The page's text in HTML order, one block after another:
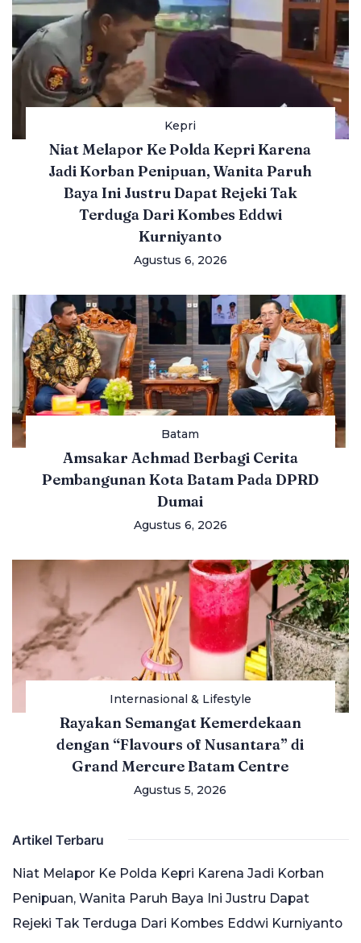
Kepri
Niat Melapor Ke Polda Kepri Karena
Jadi Korban Penipuan, Wanita Paruh
Baya Ini Justru Dapat Rejeki Tak
Terduga Dari Kombes Eddwi
Kurniyanto
Agustus 6, 2026
Batam
Amsakar Achmad Berbagi Cerita
Pembangunan Kota Batam Pada DPRD
Dumai
Agustus 6, 2026
Internasional & Lifestyle
Rayakan Semangat Kemerdekaan
dengan “Flavours of Nusantara” di
Grand Mercure Batam Centre
Agustus 5, 2026
Artikel Terbaru
Niat Melapor Ke Polda Kepri Karena Jadi Korban
Penipuan, Wanita Paruh Baya Ini Justru Dapat
Rejeki Tak Terduga Dari Kombes Eddwi Kurniyanto